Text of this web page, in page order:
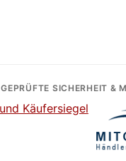
GEPRÜFTE SICHERHEIT &